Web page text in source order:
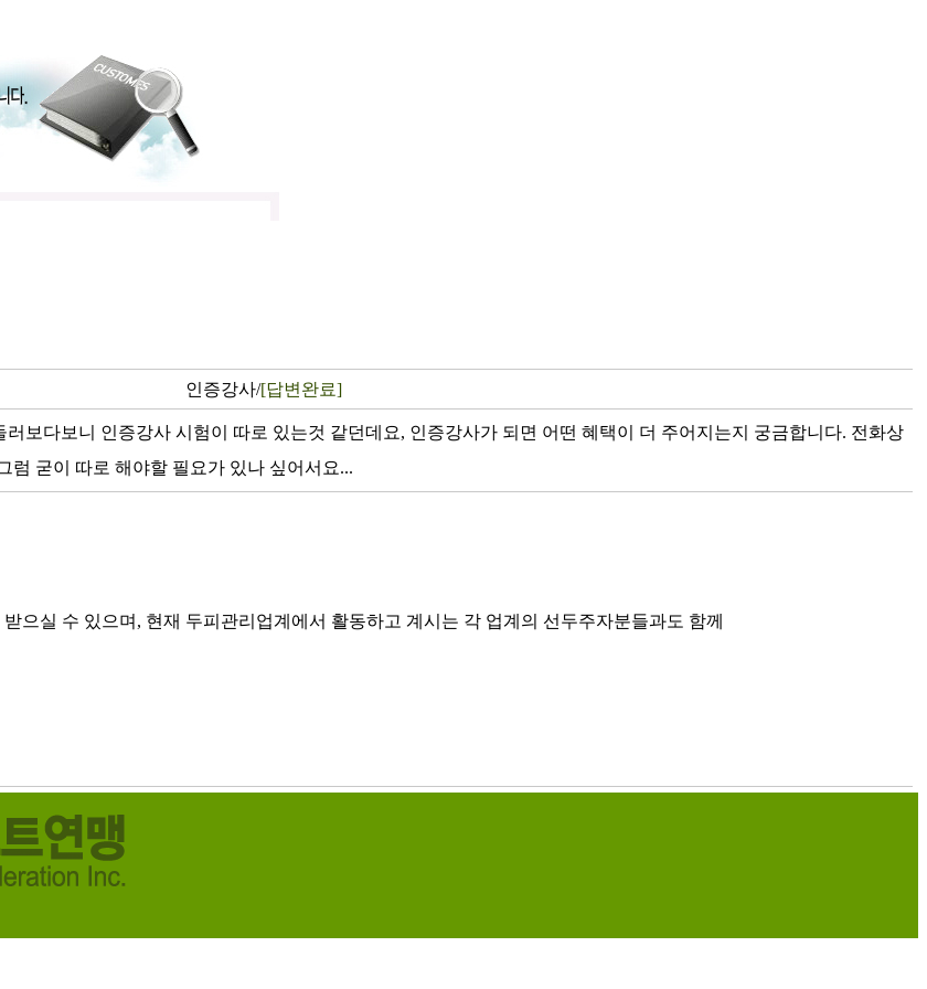
인증강사/[답변완료]
보다보니 인증강사 시험이 따로 있는것 같던데요, 인증강사가 되면 어떤 혜택이 더 주어지는지 궁금합니다. 전화상
럼 굳이 따로 해야할 필요가 있나 싶어서요...
으실 수 있으며, 현재 두피관리업계에서 활동하고 계시는 각 업계의 선두주자분들과도 함께